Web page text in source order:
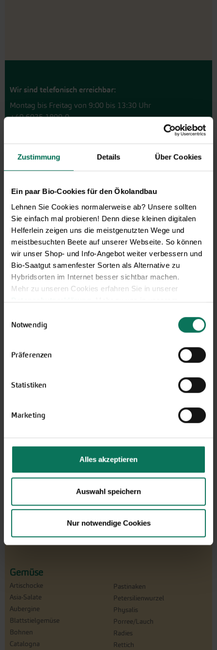
Zustimmung Details Über Cookies
Ein paar Bio-Cookies für den Ökolandbau
Lehnen Sie Cookies normalerweise ab? Unsere sollten
Sie einfach mal probieren! Denn diese kleinen digitalen
Helferlein zeigen uns die meistgenutzten Wege und
meistbesuchten Beete auf unserer Webseite. So können
wir unser Shop- und Info-Angebot weiter verbessern und
Bio-Saatgut samenfester Sorten als Alternative zu
Hybridsorten im Internet besser sichtbar machen.
Mehr zu unseren Cookies erfahren Sie in unserer
Datenschutzerklärung. Mehr zu uns in unserem
Sie können Ihre Einwilligung unter dem Link Cookie-
Notwendig
Präferenzen
Statistiken
Marketing
Alles akzeptieren
Auswahl speichern
Nur notwendige Cookies
Wir sind telefonisch erreichbar:
Montag bis Freitag von 9:00 bis 13:30 Uhr
+49 6035 1899-0
Außerhalb der Zeiten schreiben Sie uns eine E-Mail an
info@bingenheimersaatgut.de
Wir helfen Ihnen gerne weiter.
Neuheiten & Sortenempfehlungen 2026
Entdecken Sie unsere Neuheiten
2026: Von Freilandtomaten über
Gurkenspezialitäten bis hin zu
neuen Themengärten.
Hier online blättern
Mit den GARTEN-Nachrichten
erhalten Sie aktuelle Informationen
Ihren Hobbygarten und Balkon.
Gemüse
Artischocke
Asia-Salate
Aubergine
Blattstielgemüse
Bohnen
Catalogna
Pastinaken
Petersilienwurzel
Physalis
Porree/Lauch
Radies
Rettich